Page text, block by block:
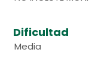
Dificultad
Media